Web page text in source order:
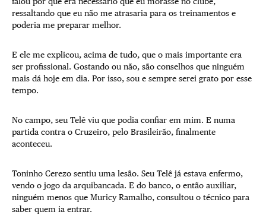
ressaltando que eu não me atrasaria para os treinamentos e
poderia me preparar melhor.
E ele me explicou, acima de tudo, que o mais importante era
ser profissional. Gostando ou não, são conselhos que ninguém
mais dá hoje em dia. Por isso, sou e sempre serei grato por esse
tempo.
No campo, seu Telê viu que podia confiar em mim. E numa
partida contra o Cruzeiro, pelo Brasileirão, finalmente
aconteceu.
Toninho Cerezo sentiu uma lesão. Seu Telê já estava enfermo,
vendo o jogo da arquibancada. E do banco, o então auxiliar,
ninguém menos que Muricy Ramalho, consultou o técnico para
saber quem ia entrar.